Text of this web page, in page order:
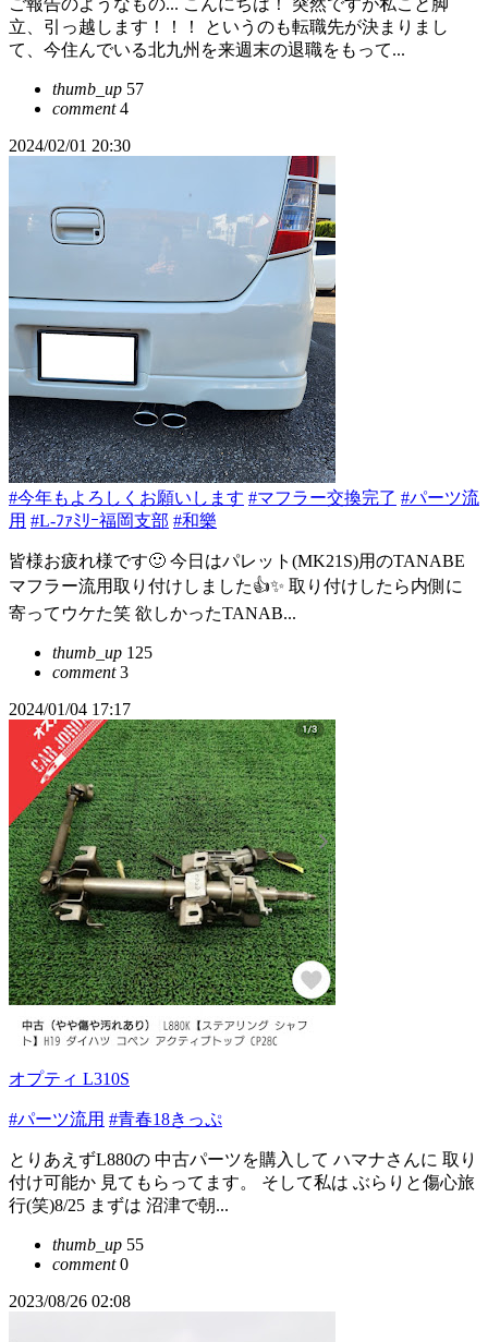
ご報告のようなもの... こんにちは！ 突然ですが私こと脚
立、引っ越します！！！ というのも転職先が決まりまし
て、今住んでいる北九州を来週末の退職をもって...
thumb_up 57
comment4
2024/02/01 20:30
#今年もよろしくお願いします #マフラー交換完了 #パーツ流
用 #L-ﾌｧﾐﾘｰ福岡支部 #和樂
皆様お疲れ様です🙂 今日はパレット(MK21S)用のTANABE
マフラー流用取り付けしました👍✨ 取り付けしたら内側に
寄ってウケた笑 欲しかったTANAB...
thumb_up 125
comment3
2024/01/04 17:17
オプティ L310S
#パーツ流用 #青春18きっぷ
とりあえずL880の 中古パーツを購入して ハマナさんに 取り
付け可能か 見てもらってます。 そして私は ぶらりと傷心旅
行(笑)8/25 まずは 沼津で朝...
thumb_up 55
comment0
2023/08/26 02:08